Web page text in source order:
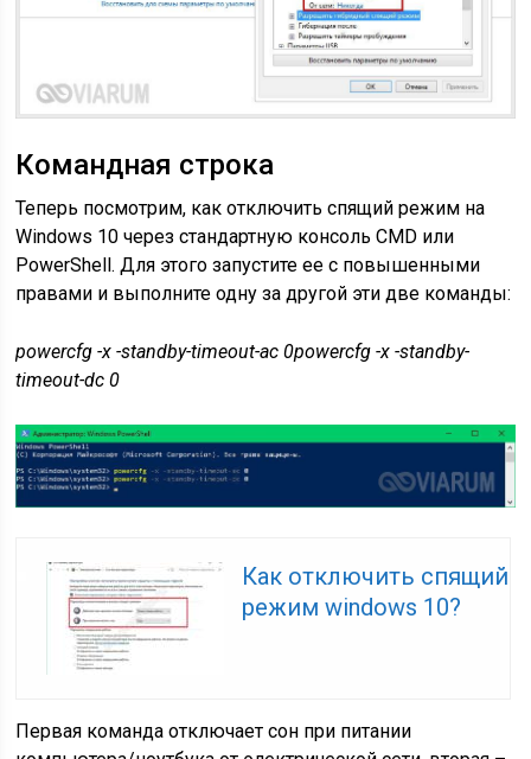
Командная строка
Теперь посмотрим, как отключить спящий режим на
Windows 10 через стандартную консоль CMD или
PowerShell. Для этого запустите ее с повышенными
правами и выполните одну за другой эти две команды:
powercfg -x -standby-timeout-ac 0powercfg -x -standby-
timeout-dc 0
Как отключить спящий
режим windows 10?
Первая команда отключает сон при питании